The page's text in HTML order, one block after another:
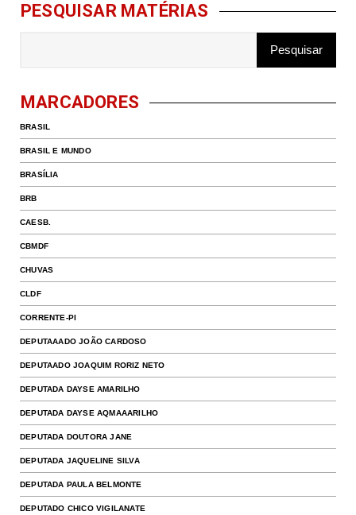
PESQUISAR MATÉRIAS
MARCADORES
BRASIL
BRASIL E MUNDO
BRASÍLIA
BRB
CAESB.
CBMDF
CHUVAS
CLDF
CORRENTE-PI
DEPUTAAADO JOÃO CARDOSO
DEPUTAADO JOAQUIM RORIZ NETO
DEPUTADA DAYSE AMARILHO
DEPUTADA DAYSE AQMAAARILHO
DEPUTADA DOUTORA JANE
DEPUTADA JAQUELINE SILVA
DEPUTADA PAULA BELMONTE
DEPUTADO CHICO VIGILANATE